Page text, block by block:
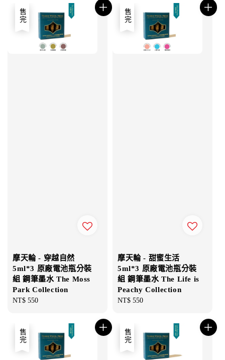
售完
摩天輪 - 穿越自然
5ml*3 原廠電池瓶分裝
組 鋼筆墨水 The Moss
Park Collection
Regular
NT$ 550
售完
摩天輪 - 甜蜜生活
5ml*3 原廠電池瓶分裝
組 鋼筆墨水 The Life is
Peachy Collection
Regular
NT$ 550
售完 售完